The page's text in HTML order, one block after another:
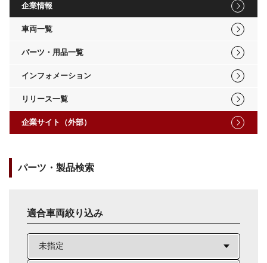
企業情報
車両一覧
パーツ・用品一覧
インフォメーション
リリース一覧
企業サイト（外部）
パーツ・製品検索
適合車両絞り込み